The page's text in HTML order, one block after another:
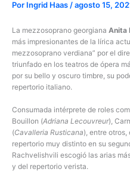
Por Ingrid Haas /agosto 15,
La mezzosoprano georgiana Anita
más impresionantes de la lírica
mezzosoprano verdiana” por el
triunfado en los teatros de ópera
por su bello y oscuro timbre, su
repertorio italiano.
Consumada intérprete de roles
Bouillon (Adriana Lecouvreur),
(Cavalleria Rusticana), entre
repertorio muy distinto en su
Rachvelishvili escogió las arias
y del repertorio verista.